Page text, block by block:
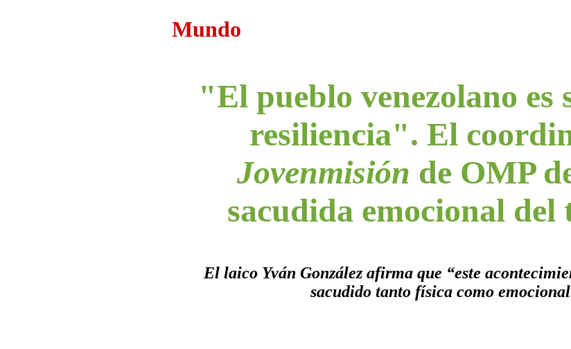
Mundo
"El pueblo venezolano es
resiliencia". El
Jovenmisión de OMP
sacudida emocional del
El laico Yván González afirma que “este
sacudido tanto física como